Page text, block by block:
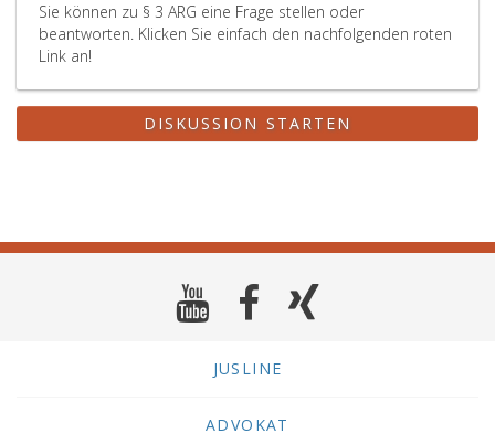
Sie können zu § 3 ARG eine Frage stellen oder
beantworten. Klicken Sie einfach den nachfolgenden roten
Link an!
DISKUSSION STARTEN
JUSLINE
ADVOKAT